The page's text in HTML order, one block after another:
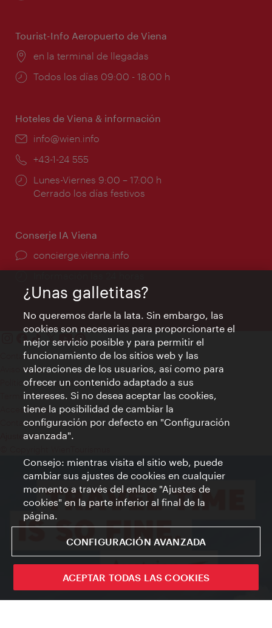
Tourist-Info Aeropuerto de Viena
Lugar:
en la terminal de llegadas
Horarios
Todos los días 09:00 - 18:00 h
Hoteles de Viena & información
e-
info@wien.info
Teléfono:
+43-1-24 555
Horarios
de
Lunes-Viernes 9:00 – 17:00 h
Cerrado los días festivos
Conserje IA Viena
concierge.vienna.info
Contacto
Aviso legal
Política de privacidad de datos
Terms of Use
Accesibilidad
Contacto para la prensa
Ajustes de cookie
¿Unas galletitas?
No queremos darle la lata. Sin embargo, las
cookies son necesarias para proporcionarte el
mejor servicio posible y para permitir el
funcionamiento de los sitios web y las
valoraciones de los usuarios, así como para
ofrecer un contenido adaptado a sus
intereses. Si no desea aceptar las cookies,
tiene la posibilidad de cambiar la
configuración por defecto en "Configuración
avanzada".
Consejo: mientras visita el sitio web, puede
cambiar sus ajustes de cookies en cualquier
momento a través del enlace "Ajustes de
cookies" en la parte inferior al final de la
página.
CONFIGURACIÓN AVANZADA
ACEPTAR TODAS LAS COOKIES